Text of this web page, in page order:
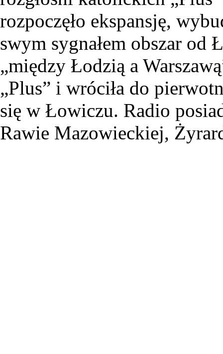
rozpoczęło ekspansję,
swym sygnałem obszar od
„między Łodzią a
„Plus” i wróciła do
się w Łowiczu. Radio
Rawie Mazowieckiej,